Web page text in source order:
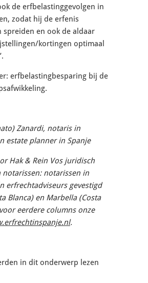
de erfbelastinggevolgen in
zodat hij de erfenis
spreiden en ook de aldaar
kortingen optimaal
erfbelastingbesparing bij de
Zanardi, notaris in
estate planner in Spanje
Hak & Rein Vos juridisch
notarissen: notarissen in
erfrechtadviseurs gevestigd
Blanca) en Marbella (Costa
eerdere columns onze
.
in dit onderwerp lezen